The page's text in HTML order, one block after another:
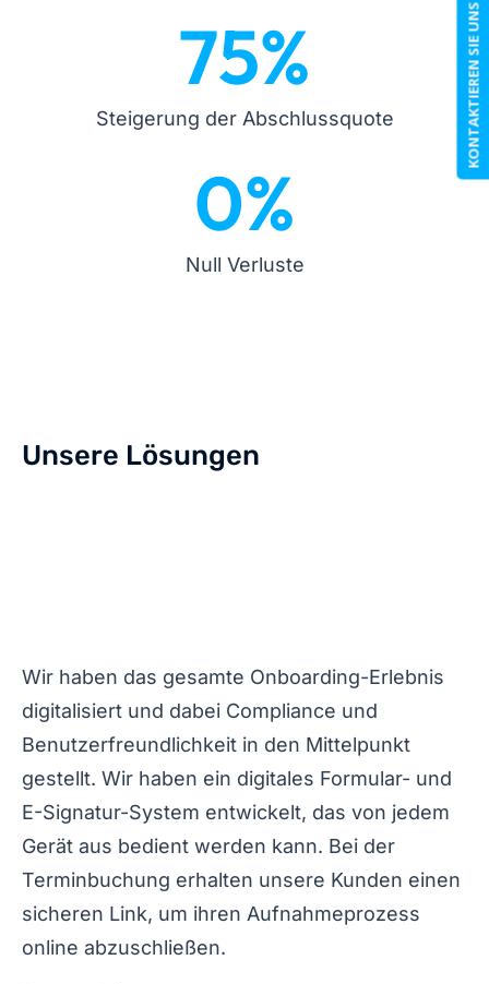
Steigerung der Abschlussquote
75%
Null Verluste
0%
Unsere Lösungen
Wir haben das gesamte Onboarding-Erlebnis
digitalisiert und dabei Compliance und
Benutzerfreundlichkeit in den Mittelpunkt
gestellt. Wir haben ein digitales Formular- und
E-Signatur-System entwickelt, das von jedem
Gerät aus bedient werden kann. Bei der
Terminbuchung erhalten unsere Kunden einen
sicheren Link, um ihren Aufnahmeprozess
online abzuschließen.
KONTAKTIEREN SIE UNS